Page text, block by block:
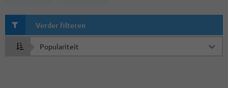
Sorteren
Verder filteren